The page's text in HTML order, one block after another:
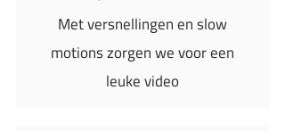
Met versnellingen en slow
motions zorgen we voor een
leuke video